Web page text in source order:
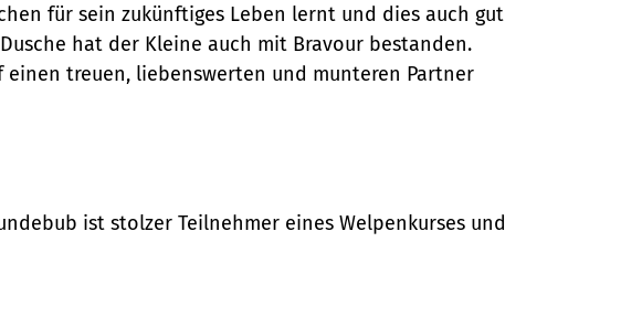
für sein zukünftiges Leben lernt und dies auch gut
hat der Kleine auch mit Bravour bestanden.
treuen, liebenswerten und munteren Partner
ist stolzer Teilnehmer eines Welpenkurses und